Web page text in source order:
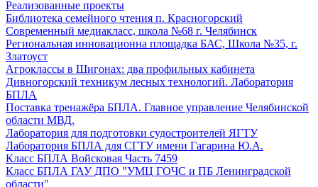
Реализованные проекты
Библиотека семейного чтения п. Красногорский
Современный медиакласс, школа №68 г. Челябинск
Региональная инновационна площадка БАС, Школа №35, г.
Златоуст
Агроклассы в Шигонах: два профильных кабинета
Дивногорский техникум лесных технологий. Лаборатория
БПЛА
Поставка тренажёра БПЛА. Главное управление Челябинской
области МВД.
Лаборатория для подготовки судостроителей ЯГТУ
Лаборатория БПЛА для СГТУ имени Гагарина Ю.А.
Класс БПЛА Войсковая Часть 7459
Класс БПЛА ГАУ ДПО "УМЦ ГОЧС и ПБ Ленинградской
области"